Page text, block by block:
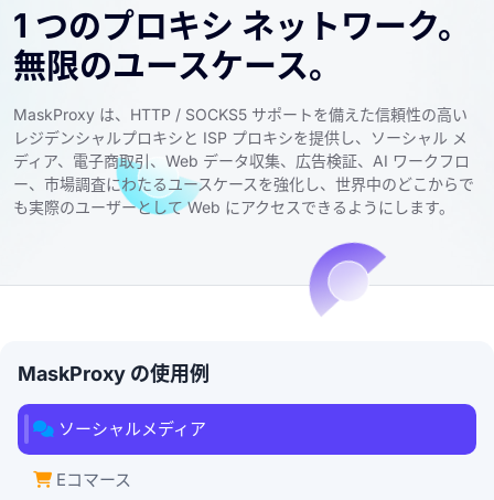
1 つのプロキシ ネットワーク。
無限のユースケース。
MaskProxy は、HTTP / SOCKS5 サポートを備えた信頼性の高い
レジデンシャルプロキシと ISP プロキシを提供し、ソーシャル メ
ディア、電子商取引、Web データ収集、広告検証、AI ワークフロ
ー、市場調査にわたるユースケースを強化し、世界中のどこからで
も実際のユーザーとして Web にアクセスできるようにします。
MaskProxy の使用例
ソーシャルメディア
Eコマース